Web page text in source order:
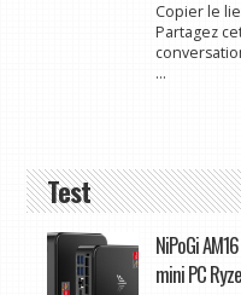
Copier le
Partagez
...
Test
NiPoGi
mini PC